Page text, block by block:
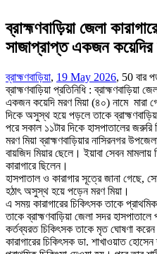
ব্রাহ্মণবাড়িয়া জেলা
সাজাপ্রাপ্ত একজন
ব্রাহ্মণবাড়িয়া, 19 May 2026, 50 বার
ব্রাহ্মণবাড়িয়া প্রতিনিধি : ব্রাহ্মণবাড়িয়া
একজন কয়েদি মরণ মিয়া (৪০) নামে মারা
দিকে অসুস্থ হয়ে পড়লে তাকে
পরে সকাল ১১টার দিকে হাসপাতালের
মরণ মিয়া ব্রাহ্মণবাড়িয়ার নাসিরনগর
বায়জিদ মিয়ার ছেলে। ইয়াবা সেবন
কারাগারে ছিলেন।
হাসপাতাল ও কারাগার সূত্রে জানা গেছে,
হঠাৎ অসুস্থ হয়ে পড়েন মরণ মিয়া।
এ সময় কারাগারের চিকিৎসক তাকে
তাকে ব্রাহ্মণবাড়িয়া জেলা সদর
কর্তব্যরত চিকিৎসক তাকে মৃত ঘোষণা
কারাগারের চিকিৎসক ডা. শাখাওয়াত